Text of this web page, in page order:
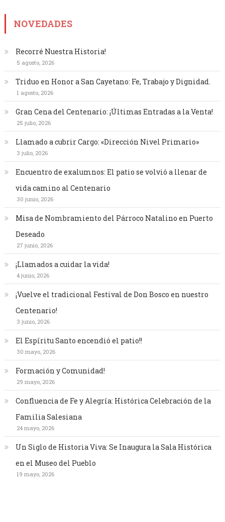
NOVEDADES
Recorré Nuestra Historia!
5 agosto, 2026
Triduo en Honor a San Cayetano: Fe, Trabajo y Dignidad.
1 agosto, 2026
Gran Cena del Centenario: ¡Últimas Entradas a la Venta!
25 julio, 2026
Llamado a cubrir Cargo: «Dirección Nivel Primario»
3 julio, 2026
Encuentro de exalumnos: El patio se volvió a llenar de
vida camino al Centenario
30 junio, 2026
Misa de Nombramiento del Párroco Natalino en Puerto
Deseado
27 junio, 2026
¡Llamados a cuidar la vida!
4 junio, 2026
¡Vuelve el tradicional Festival de Don Bosco en nuestro
Centenario!
3 junio, 2026
El Espíritu Santo encendió el patio!!
30 mayo, 2026
Formación y Comunidad!
29 mayo, 2026
Confluencia de Fe y Alegría: Histórica Celebración de la
Familia Salesiana
24 mayo, 2026
Un Siglo de Historia Viva: Se Inaugura la Sala Histórica
en el Museo del Pueblo
19 mayo, 2026